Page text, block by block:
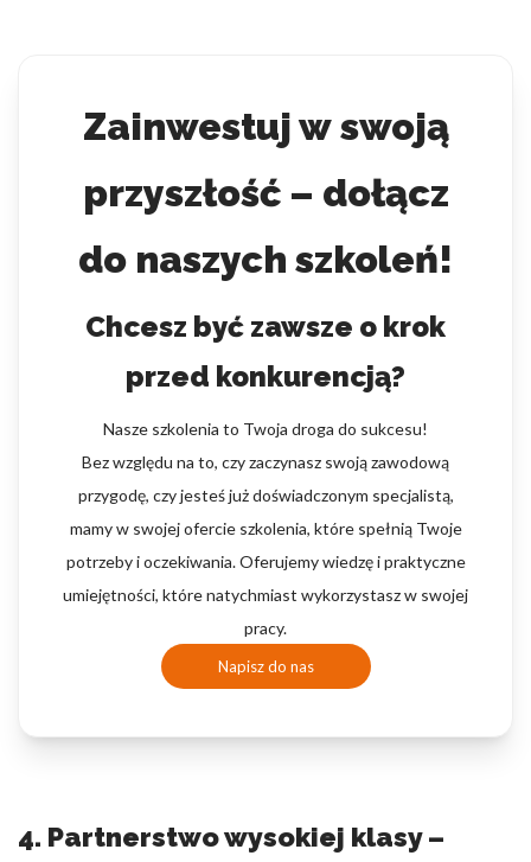
Zainwestuj w swoją
przyszłość – dołącz
do naszych szkoleń!
Chcesz być zawsze o krok
przed konkurencją?
Nasze szkolenia to Twoja droga do sukcesu!
Bez względu na to, czy zaczynasz swoją zawodową
przygodę, czy jesteś już doświadczonym specjalistą,
mamy w swojej ofercie szkolenia, które spełnią Twoje
potrzeby i oczekiwania. Oferujemy wiedzę i praktyczne
umiejętności, które natychmiast wykorzystasz w swojej
pracy.
Napisz do nas
4. Partnerstwo wysokiej klasy –